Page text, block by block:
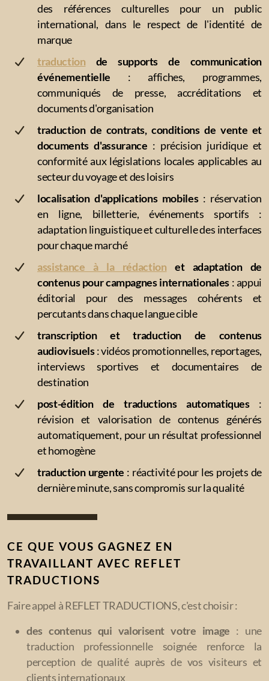
des références culturelles pour un public
international, dans le respect de l'identité de
marque
traduction de supports de communication
événementielle : affiches, programmes,
communiqués de presse, accréditations et
documents d'organisation
traduction de contrats, conditions de vente et
documents d'assurance : précision juridique et
conformité aux législations locales applicables au
secteur du voyage et des loisirs
localisation d'applications mobiles: réservation
en ligne, billetterie, événements sportifs :
adaptation linguistique et culturelle des interfaces
pour chaque marché
assistance à la rédaction et adaptation de
contenus pour campagnes internationales : appui
éditorial pour des messages cohérents et
percutants dans chaque langue cible
transcription et traduction de contenus
audiovisuels: vidéos promotionnelles, reportages,
interviews sportives et documentaires de
destination
post-édition de traductions automatiques:
révision et valorisation de contenus générés
automatiquement, pour un résultat professionnel
et homogène
traduction urgente : réactivité pour les projets de
dernière minute, sans compromis sur la qualité
CE QUE VOUS GAGNEZ EN
TRAVAILLANT AVEC REFLET
TRADUCTIONS
Faire appel à REFLET TRADUCTIONS, c'est choisir :
des contenus qui valorisent votre image : une
traduction professionnelle soignée renforce la
perception de qualité auprès de vos visiteurs et
clients internationaux
Énergie et Environnement
Industrie et Transport-Logistique
Médecine et Pharmacie
BTP et Architecture
Aéronautique et Aérospatial
Religion (théologie chrétienne)
Sciences sociales
Agroalimentaire
Éducation et formation professionnelle
Nos collaborateurs
Charte de qualité et de confidentialité